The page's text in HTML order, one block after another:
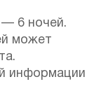
6 ночей.
может
информации